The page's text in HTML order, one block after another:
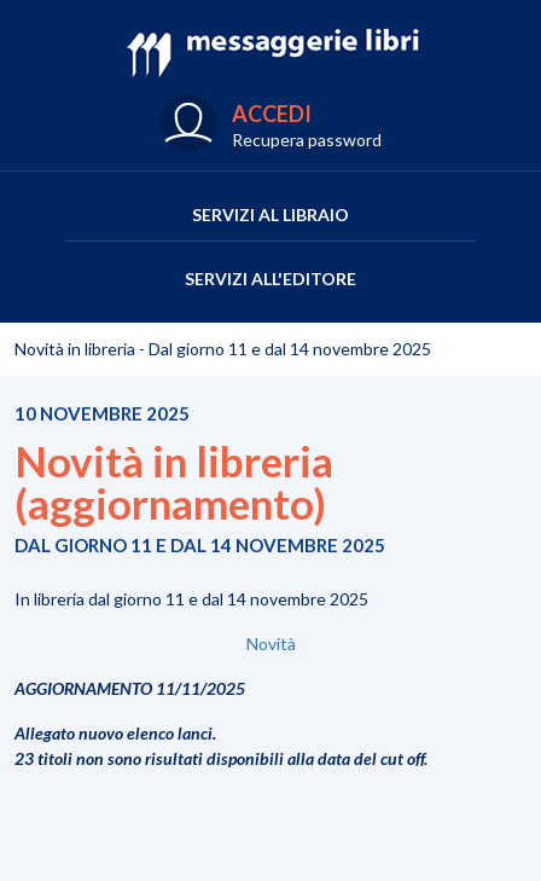
ACCEDI
Recupera password
SERVIZI AL LIBRAIO
SERVIZI ALL'EDITORE
Novità in libreria - Dal giorno 11 e dal 14 novembre 2025
10 NOVEMBRE 2025
Novità in libreria
(aggiornamento)
DAL GIORNO 11 E DAL 14 NOVEMBRE 2025
In libreria dal giorno 11 e dal 14 novembre 2025
Novità
AGGIORNAMENTO 11/11/2025
Allegato nuovo elenco lanci.
23 titoli non sono risultati disponibili alla data del cut off.